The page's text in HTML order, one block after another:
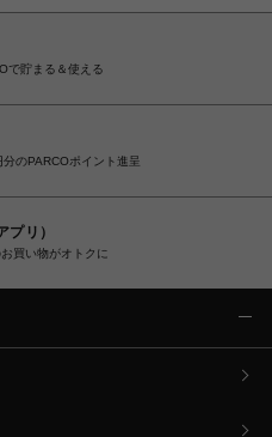
で貯まる＆使える
のPARCOポイント進呈
リ）
買い物がオトクに